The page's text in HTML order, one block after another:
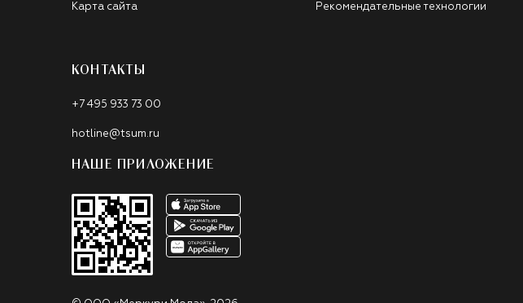
Карта сайта Рекомендательные технологии
КОНТАКТЫ
+7 495 933 73 00
hotline@tsum.ru
НАШЕ ПРИЛОЖЕНИЕ